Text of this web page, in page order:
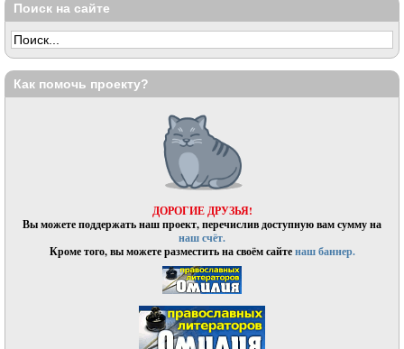
Поиск на сайте
Как помочь проекту?
ДОРОГИЕ ДРУЗЬЯ!
Вы можете поддержать наш проект, перечислив доступную вам сумму на
наш счёт.
Кроме того, вы можете разместить на своём сайтенаш баннер.